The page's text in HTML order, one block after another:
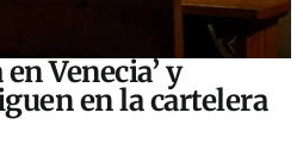
Venecia’ y
en la cartelera